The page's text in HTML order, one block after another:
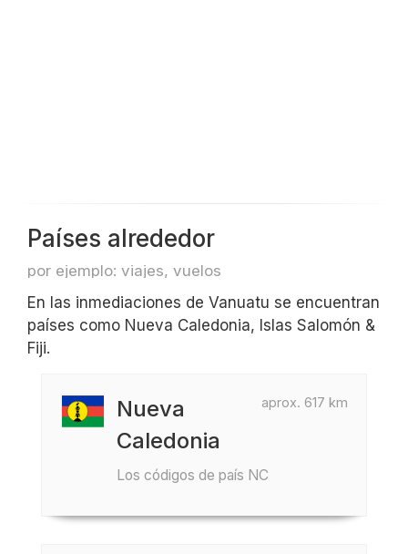
Países alrededor
por ejemplo: viajes, vuelos
En las inmediaciones de Vanuatu se encuentran
países como Nueva Caledonia, Islas Salomón &
Fiji.
aprox. 617 km
Nueva
Caledonia
Los códigos de país NC